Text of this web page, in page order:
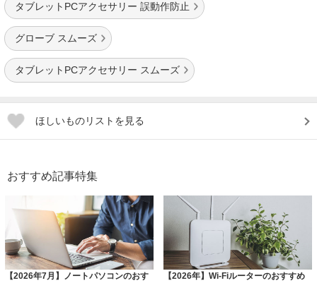
タブレットPCアクセサリー 誤動作防止
グローブ スムーズ
タブレットPCアクセサリー スムーズ
ほしいものリストを見る
おすすめ記事特集
【2026年7月】ノートパソコンのおす
【2026年】Wi-Fiルーターのおすすめ